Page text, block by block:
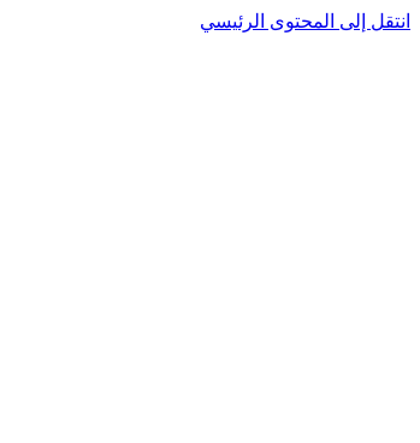
انتقل إلى المحتوى الرئيسي